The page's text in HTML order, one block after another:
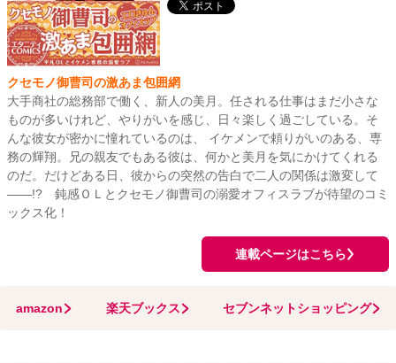
クセモノ御曹司の激あま包囲網
大手商社の総務部で働く、新人の美月。任される仕事はまだ小さな
ものが多いけれど、やりがいを感じ、日々楽しく過ごしている。そ
んな彼女が密かに憧れているのは、 イケメンで頼りがいのある、専
務の輝翔。兄の親友でもある彼は、何かと美月を気にかけてくれる
のだ。だけどある日、彼からの突然の告白で二人の関係は激変して
――!? 鈍感ＯＬとクセモノ御曹司の溺愛オフィスラブが待望のコミ
ックス化！
連載ページはこちら
amazon 楽天ブックス セブンネットショッピング